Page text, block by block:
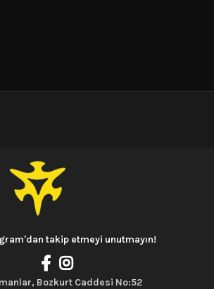
takip etmeyi unutmayın!
Bozkurt Caddesi No:52